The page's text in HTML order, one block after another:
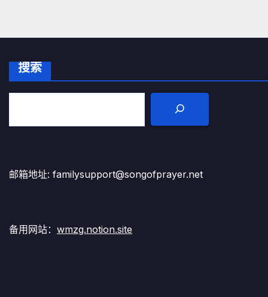
搜索
邮箱地址: familysupport@songofprayer.net
备用网站： wmzg.notion.site